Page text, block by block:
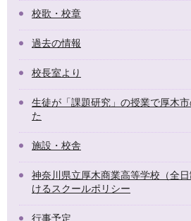
校歌・校章
過去の情報
校長室より
生徒が「課題研究」の授業で厚木
た
施設・校舎
神奈川県立厚木商業高等学校（全
けるスクールポリシー
行事予定